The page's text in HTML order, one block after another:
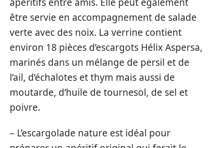
être servie en accompagnement de salade
verte avec des noix. La verrine contient
environ 18 pièces d’escargots Hélix Aspersa,
marinés dans un mélange de persil et de
l’ail, d’échalotes et thym mais aussi de
moutarde, d’huile de tournesol, de sel et
poivre.
– L’escargolade nature est idéal pour